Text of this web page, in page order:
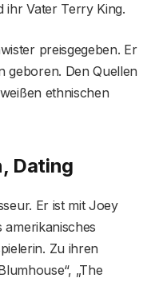
ihr Vater Terry King.
preisgegeben. Er
geboren. Den Quellen
ethnischen
Dating
Er ist mit Joey
amerikanisches
Zu ihren
„The